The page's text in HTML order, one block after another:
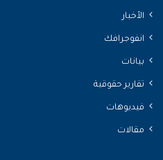
الأخبار
انفوجرافك
بيانات
تقارير حقوقية
فيديوهات
مقالات